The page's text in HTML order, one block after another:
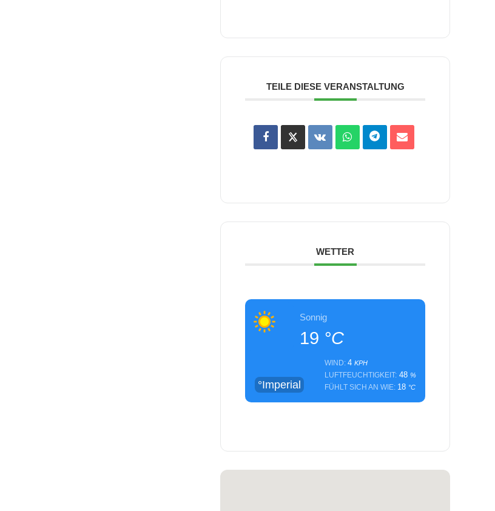
TEILE DIESE VERANSTALTUNG
WETTER
Sonnig
19 °C
°Imperial
WIND:4 KPH
LUFTFEUCHTIGKEIT: 48 %
FÜHLT SICH AN WIE: 18 °C